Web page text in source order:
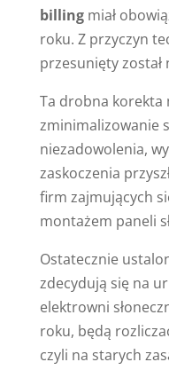
billingmiał
roku. Z przyczyn
przesunięty został
Ta drobna korekta
zminimalizowanie
niezadowolenia,
zaskoczenia
firm zajmujących
montażem paneli
Ostatecznie
zdecydują się na
elektrowni
roku, będą
czyli na starych